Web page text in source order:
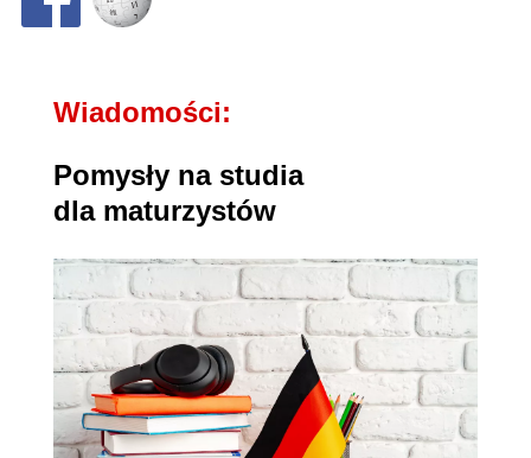
Wiadomości:
Pomysły na studia
dla maturzystów